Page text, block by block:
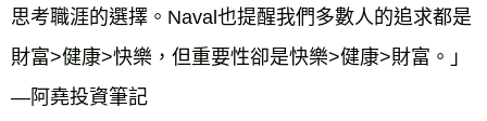
思考職涯的選擇。Naval也提醒我們多數人的追求都是
財富>健康>快樂，但重要性卻是快樂>健康>財富。」